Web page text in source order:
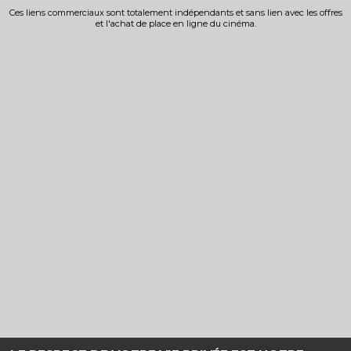
Ces liens commerciaux sont totalement indépendants et sans lien avec les offres
et l'achat de place en ligne du cinéma.